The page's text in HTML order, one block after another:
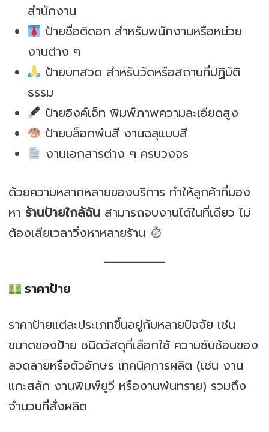
สำนักงาน
ป้ายชื่อติดอก สำหรับพนักงานหรือหน่วย
งานต่าง ๆ
ป้ายบทสวด สำหรับวัดหรือสถานที่ปฏิบัติ
ธรรม
ป้ายอิงค์เจ็ท พิมพ์ภาพความละเอียดสูง
ป้ายบล็อกพ่นสี งานฉลุแบบสี
งานเอกสารต่าง ๆ ครบวงจร
ด้วยความหลากหลายของบริการ ทำให้ลูกค้าที่มอง
หา ร้านป้ายใกล้ฉัน สามารถจบงานได้ในที่เดียว ไม่
ต้องเสียเวลาวิ่งหาหลายร้าน
ราคาป้าย
ราคาป้ายแต่ละประเภทขึ้นอยู่กับหลายปัจจัย เช่น
ขนาดของป้าย ชนิดวัสดุที่เลือกใช้ ความซับซ้อนของ
ลวดลายหรือตัวอักษร เทคนิคการผลิต (เช่น งาน
แกะสลัก งานพิมพ์ยูวี หรืองานพ่นทราย) รวมถึง
จำนวนที่สั่งผลิต